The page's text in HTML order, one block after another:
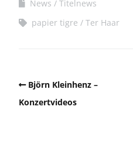
News
Titelnews
papier tigre
Ter Haar
Björn Kleinhenz –
Konzertvideos